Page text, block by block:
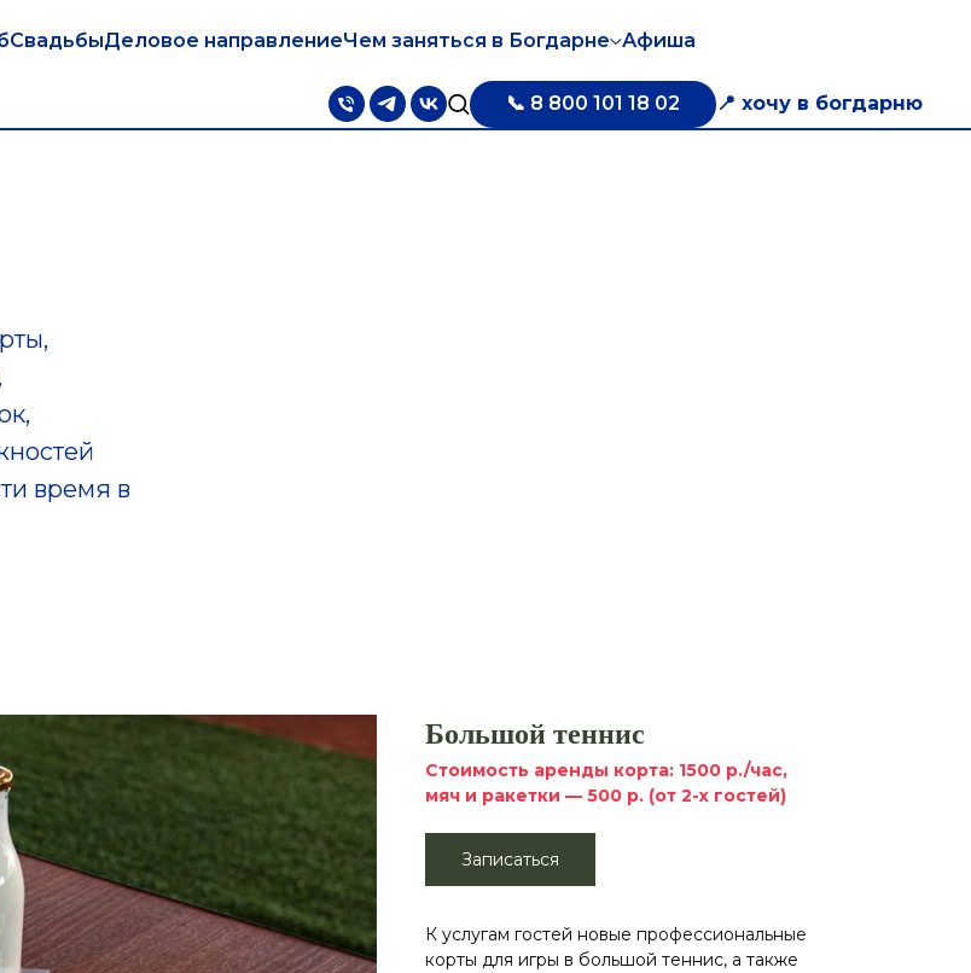
СвадьбыДеловое направлениеЧем заняться в Богдарне Афиша
📞 8 800 101 18 02 📍 хочу в богдарню
время в
Большой теннис
Стоимость аренды корта: 1500 р./час,
мяч и ракетки — 500 р. (от 2-х гостей)
Записаться
К услугам гостей новые профессиональные
корты для игры в большой теннис, а также